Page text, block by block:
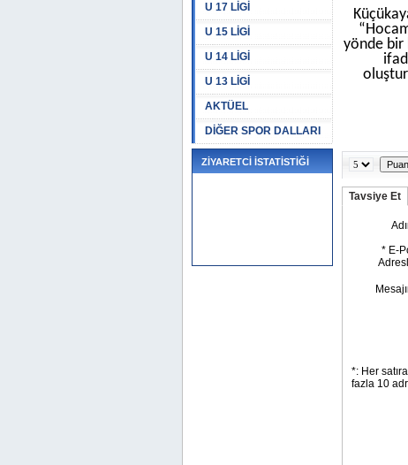
U 17 LİGİ
U 15 LİGİ
U 14 LİGİ
U 13 LİGİ
AKTÜEL
DİĞER SPOR DALLARI
ZİYARETCİ İSTATİSTİĞİ
yönde bir
Tavsiye Et